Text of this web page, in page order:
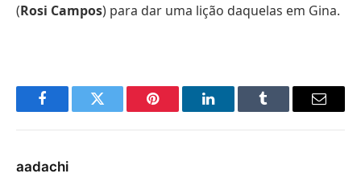
(Rosi Campos) para dar uma lição daquelas em Gina.
FacebookTwitter Pinterest LinkedInTumblr
E-
aadachi